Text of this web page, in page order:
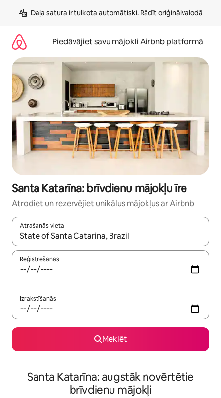
saturu
Daļa satura ir tulkota automātiski. Rādīt oriģinālvalodā
Piedāvājiet savu mājokli Airbnb platformā
Santa Katarīna: brīvdienu mājokļu īre
Atrodiet un rezervējiet unikālus mājokļus ar Airbnb
Atrašanās vieta
Kad rezultāti kļūs pieejami, izmantojiet bultiņu uz augšu un
Reģistrēšanās
Izrakstīšanās
Meklēt
Santa Katarīna: augstāk novērtētie
brīvdienu mājokļi